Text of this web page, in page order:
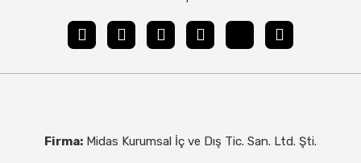
Firma: Midas Kurumsal İç ve Dış Tic. San. Ltd. Şti.